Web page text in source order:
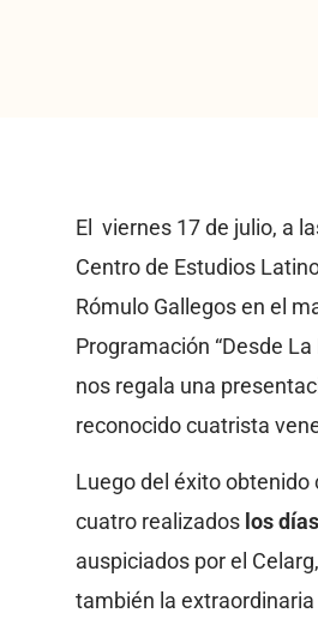
El viernes 17 de julio, a
Centro de Estudios
Rómulo Gallegos en el
Programación “Desde La
nos regala una
reconocido cuatrista
Luego del éxito obtenido
cuatro realizados los
auspiciados por el
también la